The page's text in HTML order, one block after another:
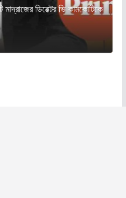
ডিরেক্টর ভি কামকোটিকে